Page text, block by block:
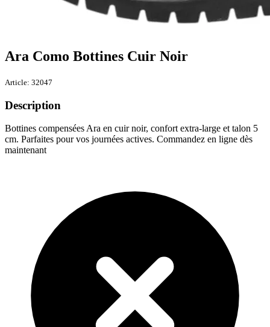
Ara Como Bottines Cuir Noir
Article: 32047
Description
Bottines compensées Ara en cuir noir, confort extra-large et talon 5
cm. Parfaites pour vos journées actives. Commandez en ligne dès
maintenant